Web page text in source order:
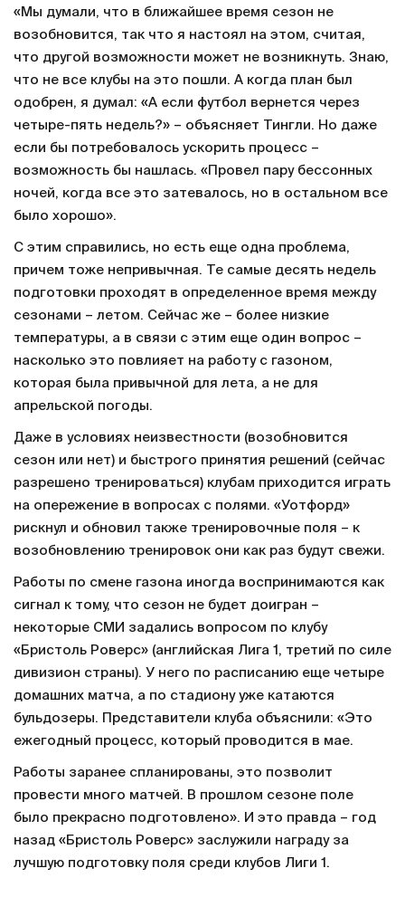
«Мы думали, что в ближайшее время сезон не
возобновится, так что я настоял на этом, считая,
что другой возможности может не возникнуть. Знаю,
что не все клубы на это пошли. А когда план был
одобрен, я думал: «А если футбол вернется через
четыре-пять недель?» – объясняет Тингли. Но даже
если бы потребовалось ускорить процесс –
возможность бы нашлась. «Провел пару бессонных
ночей, когда все это затевалось, но в остальном все
было хорошо».
С этим справились, но есть еще одна проблема,
причем тоже непривычная. Те самые десять недель
подготовки проходят в определенное время между
сезонами – летом. Сейчас же – более низкие
температуры, а в связи с этим еще один вопрос –
насколько это повлияет на работу с газоном,
которая была привычной для лета, а не для
апрельской погоды.
Даже в условиях неизвестности (возобновится
сезон или нет) и быстрого принятия решений (сейчас
разрешено тренироваться) клубам приходится играть
на опережение в вопросах с полями. «Уотфорд»
рискнул и обновил также тренировочные поля – к
возобновлению тренировок они как раз будут свежи.
Работы по смене газона иногда воспринимаются как
сигнал к тому, что сезон не будет доигран –
некоторые СМИ задались вопросом по клубу
«Бристоль Роверс» (английская Лига 1, третий по силе
дивизион страны). У него по расписанию еще четыре
домашних матча, а по стадиону уже катаются
бульдозеры. Представители клуба объяснили: «Это
ежегодный процесс, который проводится в мае.
Работы заранее спланированы, это позволит
провести много матчей. В прошлом сезоне поле
было прекрасно подготовлено». И это правда – год
назад «Бристоль Роверс» заслужили награду за
лучшую подготовку поля среди клубов Лиги 1.